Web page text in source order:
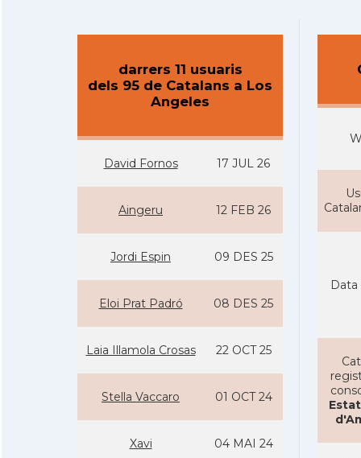
darrers 11 usuaris
dels 95 de Catalans a Los
Angeles
David Fornos 17 JUL 26
Aingeru 12 FEB 26
Jordi Espin 09 DES 25
Eloi Prat Padró 08 DES 25
Laia Illamola Crosas 22 OCT 25
Stella Vaccaro 01 OCT 24
Xavi 04 MAI 24
Data